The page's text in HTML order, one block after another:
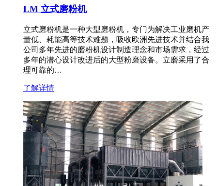
LM 立式磨粉机
立式磨粉机是一种大型磨粉机，专门为解决工业磨机产
量低、耗能高等技术难题，吸收欧洲先进技术并结合我
公司多年先进的磨粉机设计制造理念和市场需求，经过
多年的潜心设计改进后的大型粉磨设备。立磨采用了合
理可靠的…
了解详情